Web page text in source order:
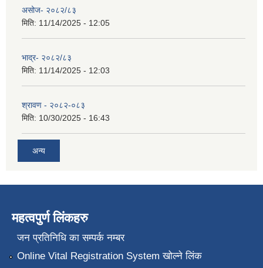
असोज- २०८२/८३
मिति: 11/14/2025 - 12:05
भाद्र- २०८२/८३
मिति: 11/14/2025 - 12:03
श्रावण - २०८२-०८३
मिति: 10/30/2025 - 16:43
अन्य
महत्वपुर्ण लिंकहरु
जन प्रतिनिधि का सम्पर्क नम्बर
Online Vital Registration System खोल्ने लिंक